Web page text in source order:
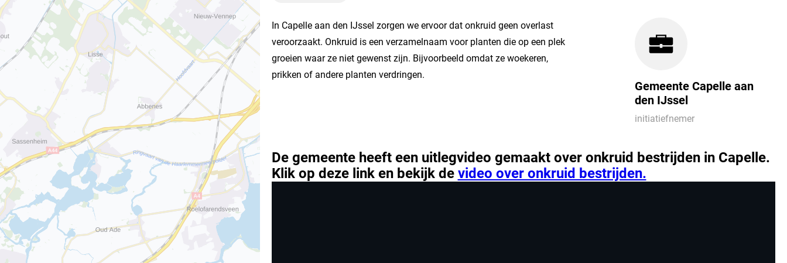
In Capelle aan den IJssel zorgen we ervoor dat onkruid geen overlast
veroorzaakt. Onkruid is een verzamelnaam voor planten die op een plek
groeien waar ze niet gewenst zijn. Bijvoorbeeld omdat ze woekeren,
prikken of andere planten verdringen.
Gemeente Capelle aan
den IJssel
initiatiefnemer
De gemeente heeft een uitlegvideo gemaakt over onkruid bestrijden in Capelle.
Klik op deze link en bekijk de video over onkruid bestrijden.